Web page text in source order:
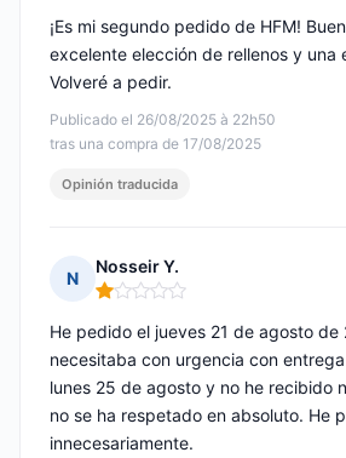
Publicado el 26/08/2025 à 22h50
tras una compra de 17/08/2025
¡Es mi segundo pedido de HFM!
excelente elección de rellenos y una
Volveré a pedir.
Opinión traducida
N
Nosseir Y.
Nota: 1 de 5
He pedido el jueves 21 de agosto
necesitaba con urgencia con
lunes 25 de agosto y no he recibido
no se ha respetado en absoluto. He
innecesariamente.